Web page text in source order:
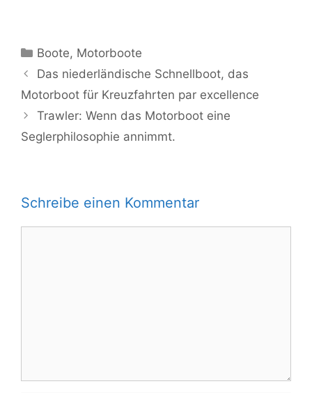
Kategorien
Boote, Motorboote
Das niederländische Schnellboot, das
Motorboot für Kreuzfahrten par excellence
Trawler: Wenn das Motorboot eine
Seglerphilosophie annimmt.
Schreibe einen Kommentar